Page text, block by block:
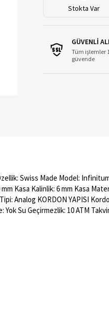
Stokta Var
GÜVENLİ
Tüm işlemler
güvende
Swiss Made Model:
mm Kasa Kalinlik: 6 mm Kasa
Analog KORDON YAPISI
Su Geçirmezlik: 10 ATM